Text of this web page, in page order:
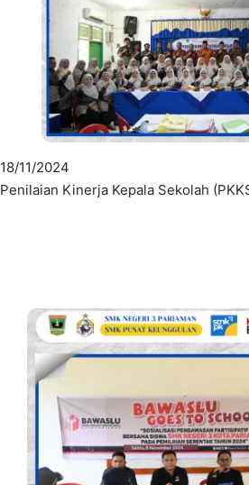
18/11/2024
Penilaian Kinerja Kepala Sekolah